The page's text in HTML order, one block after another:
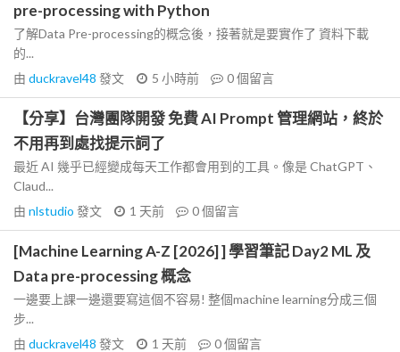
pre-processing with Python
了解Data Pre-processing的概念後，接著就是要實作了 資料下載
的...
由 duckravel48 發文 5 小時前 0個留言
【分享】台灣團隊開發 免費 AI Prompt 管理網站，終於
不用再到處找提示詞了
最近 AI 幾乎已經變成每天工作都會用到的工具。像是 ChatGPT、
Claud...
由 nlstudio 發文 1 天前 0個留言
[Machine Learning A-Z [2026] ] 學習筆記 Day2 ML 及
Data pre-processing 概念
一邊要上課一邊還要寫這個不容易! 整個machine learning分成三個
步...
由 duckravel48 發文 1 天前 0個留言